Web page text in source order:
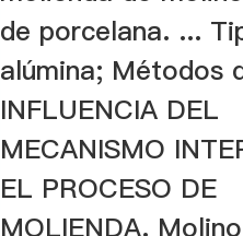
de porcelana. ...
alúmina; Métodos
INFLUENCIA DEL
MECANISMO
EL PROCESO DE
MOLIENDA.